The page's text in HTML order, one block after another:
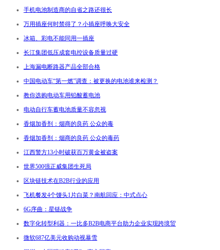
手机电池制造商的自省之路还很长
万用插座何时禁得了？小插座呼唤大安全
冰箱、彩电不能同用一插座
长江集团低压成套电控设备质量过硬
上海漏电断路器产品全部合格
中国电动车“第一燃”调查：被更换的电池谁来检测？
教你选购电动车用铅酸蓄电池
电动自行车蓄电池质量不容忽视
香烟加香剂：烟商的良药 公众的毒
香烟加香剂：烟商的良药 公众的毒药
江西警方13小时破获百万黄金被盗案
世界500强正威集团生死局
区块链技术在B2B行业的应用
飞机餐发4个馒头1片白菜？南航回应：中式点心
6G序曲：星链战争
数字化转型利器：一比多B2B电商平台助力企业实现跨境贸
微软687亿美元收购动视暴雪